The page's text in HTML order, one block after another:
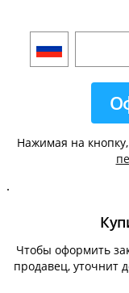
Нажимая на
.
Чтобы оформить
продавец, уточнит